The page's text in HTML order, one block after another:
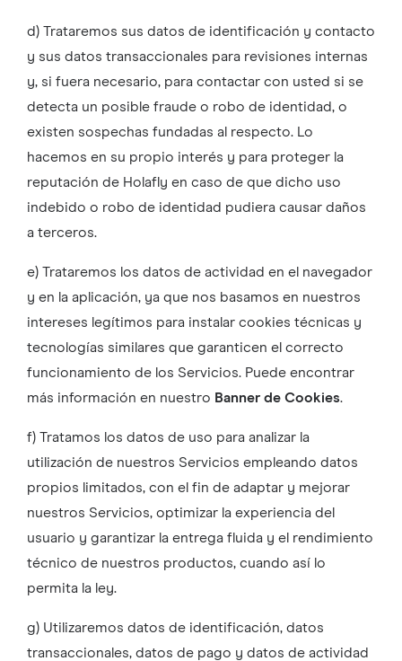
d) Trataremos sus datos de identificación y contacto
y sus datos transaccionales para revisiones internas
y, si fuera necesario, para contactar con usted si se
detecta un posible fraude o robo de identidad, o
existen sospechas fundadas al respecto. Lo
hacemos en su propio interés y para proteger la
reputación de Holafly en caso de que dicho uso
indebido o robo de identidad pudiera causar daños
a terceros.
e) Trataremos los datos de actividad en el navegador
y en la aplicación, ya que nos basamos en nuestros
intereses legítimos para instalar cookies técnicas y
tecnologías similares que garanticen el correcto
funcionamiento de los Servicios. Puede encontrar
más información en nuestro Banner de Cookies.
f) Tratamos los datos de uso para analizar la
utilización de nuestros Servicios empleando datos
propios limitados, con el fin de adaptar y mejorar
nuestros Servicios, optimizar la experiencia del
usuario y garantizar la entrega fluida y el rendimiento
técnico de nuestros productos, cuando así lo
permita la ley.
g) Utilizaremos datos de identificación, datos
transaccionales, datos de pago y datos de actividad